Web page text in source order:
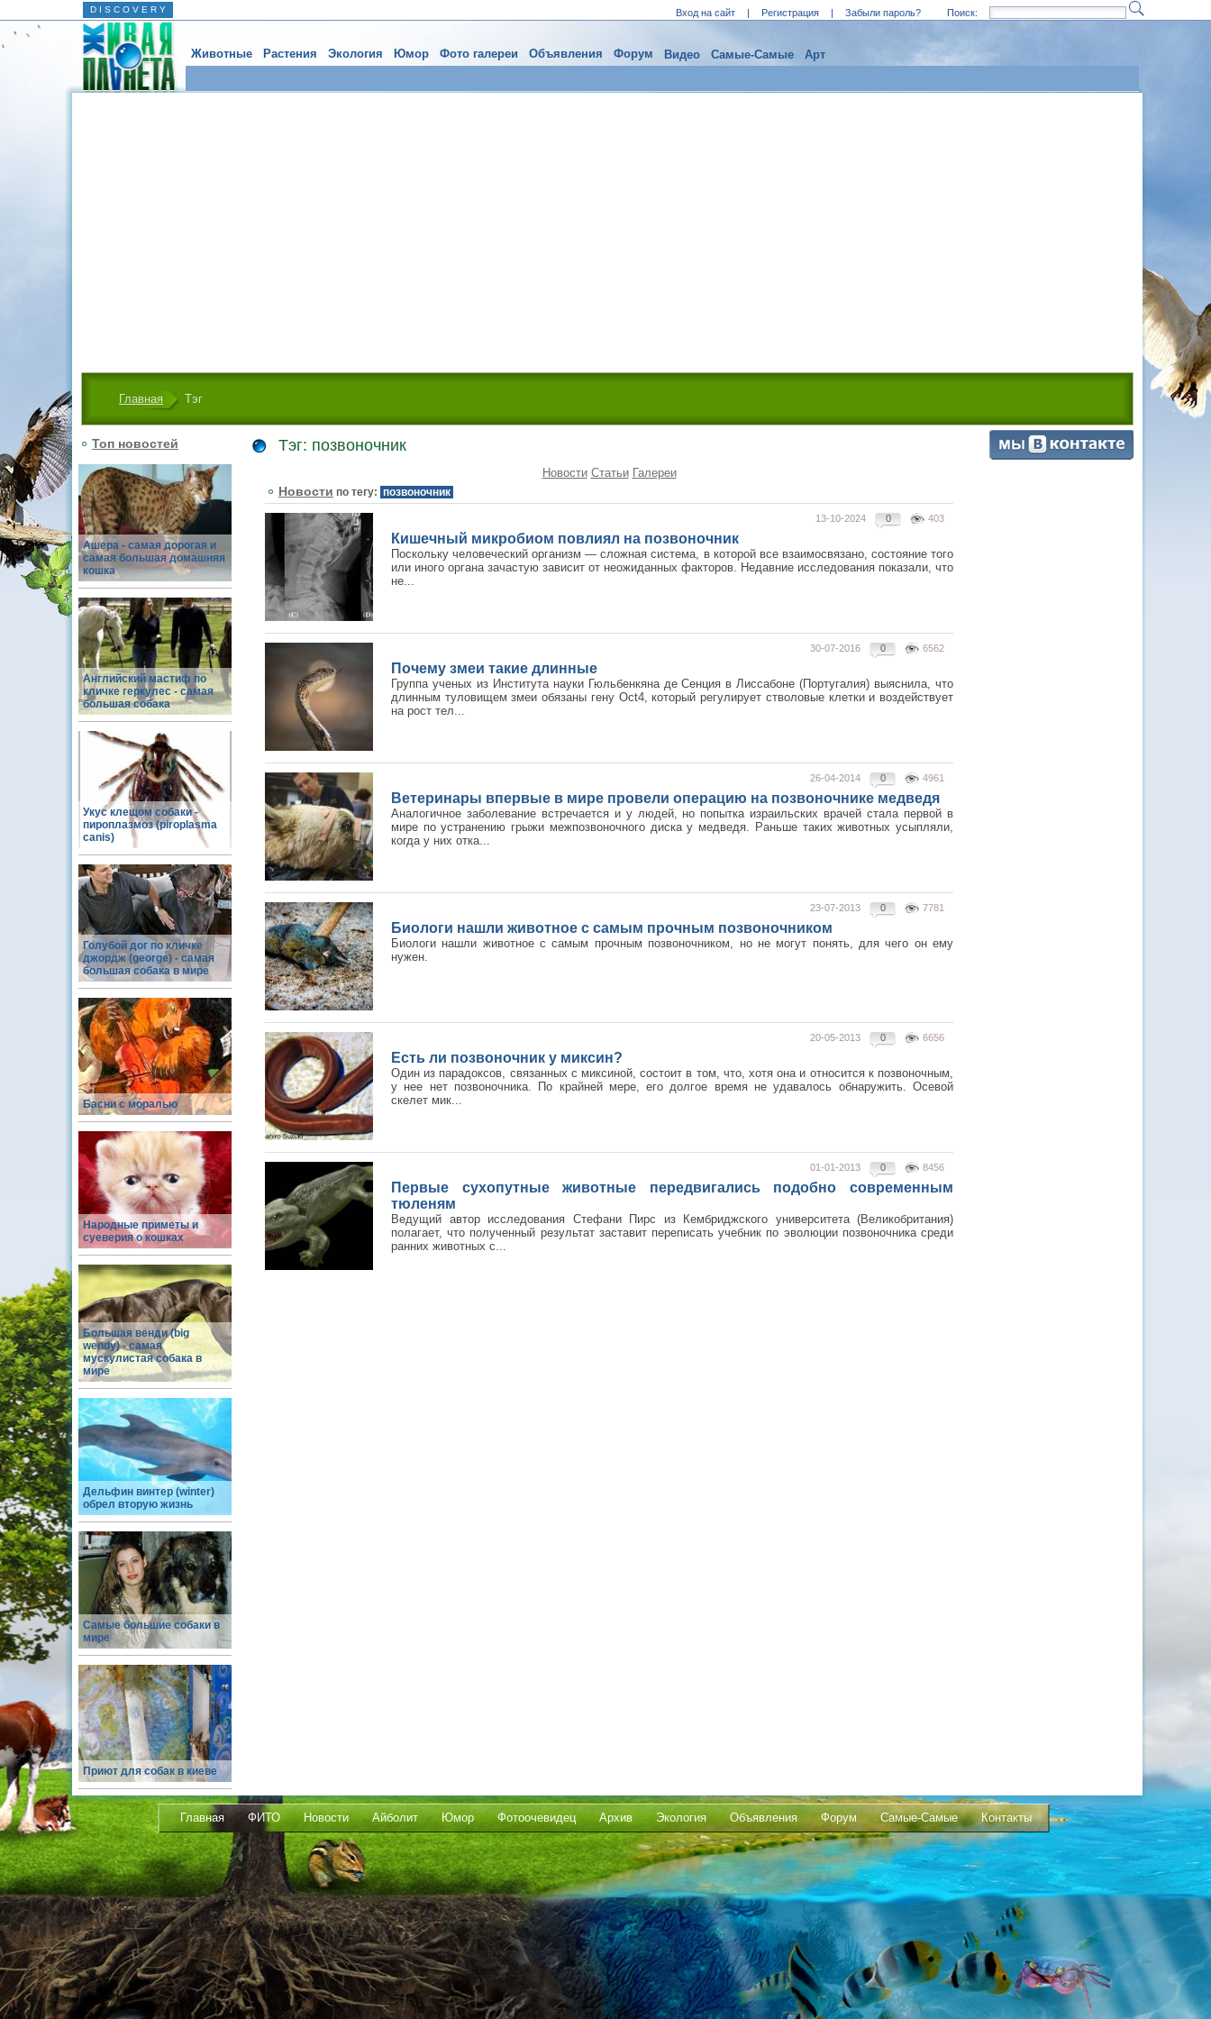
D I S C O V E R Y Вход на сайт | Регистрация | Забыли пароль? Поиск:
Животные Растения Экология Юмор Фото галереи Объявления Форум Видео Самые-Самые Арт
Главная Тэг
Топ новостей
Ашера - самая дорогая и
самая большая домашняя
кошка
Английский мастиф по
кличке геркулес - самая
большая собака
Укус клещом собаки -
пироплазмоз (piroplasma
canis)
Голубой дог по кличке
джордж (george) - самая
большая собака в мире
Басни с моралью
Народные приметы и
суеверия о кошках
Большая венди (big
wendy) - самая
мускулистая собака в
мире
Дельфин винтер (winter)
обрел вторую жизнь
Самые большие собаки в
мире
Приют для собак в киеве
Тэг: позвоночник
Новости Статьи Галереи
Новости по тегу: позвоночник
403
0
13-10-2024
Кишечный микробиом повлиял на позвоночник
Поскольку человеческий организм — сложная система, в которой все взаимосвязано, состояние того
или иного органа зачастую зависит от неожиданных факторов. Недавние исследования показали, что
не...
6562
0
30-07-2016
Почему змеи такие длинные
Группа ученых из Института науки Гюльбенкяна де Сенция в Лиссабоне (Португалия) выяснила, что
длинным туловищем змеи обязаны гену Oct4, который регулирует стволовые клетки и воздействует
на рост тел...
4961
0
26-04-2014
Ветеринары впервые в мире провели операцию на позвоночнике медведя
Аналогичное заболевание встречается и у людей, но попытка израильских врачей стала первой в
мире по устранению грыжи межпозвоночного диска у медведя. Раньше таких животных усыпляли,
когда у них отка...
7781
0
23-07-2013
Биологи нашли животное с самым прочным позвоночником
Биологи нашли животное с самым прочным позвоночником, но не могут понять, для чего он ему
нужен.
6656
0
20-05-2013
Есть ли позвоночник у миксин?
Один из парадоксов, связанных с миксиной, состоит в том, что, хотя она и относится к позвоночным,
у нее нет позвоночника. По крайней мере, его долгое время не удавалось обнаружить. Осевой
скелет мик...
8456
0
01-01-2013
Первые сухопутные животные передвигались подобно современным
тюленям
Ведущий автор исследования Стефани Пирс из Кембриджского университета (Великобритания)
полагает, что полученный результат заставит переписать учебник по эволюции позвоночника среди
ранних животных с...
Главная ФИТО Новости Айболит Юмор Фотоочевидец Архив Экология Объявления Форум Самые-Самые Контакты